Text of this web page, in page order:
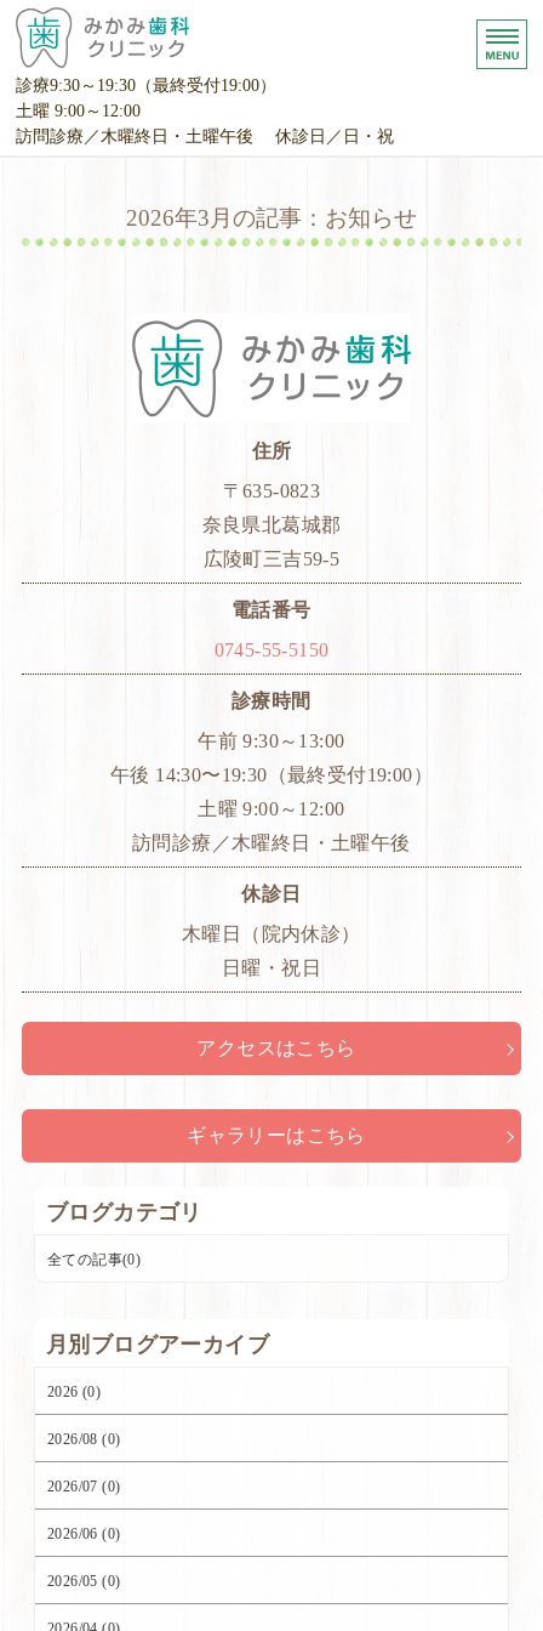
奈良県北葛城郡広陵町
診療9:30～19:30 （最終受付19:00）
土曜 9:00～12:00
訪問診療／木曜終日・土曜午後 休診日／日・祝
診療内容
お問い合わせ・ご予約
2026年3月の記事：お知らせ
住所
〒635-0823
奈良県北葛城郡
広陵町三吉59-5
電話番号
0745-55-5150
診療時間
午前 9:30～13:00
午後 14:30〜19:30（最終受付19:00）
土曜 9:00～12:00
訪問診療／木曜終日・土曜午後
休診日
木曜日（院内休診）
日曜・祝日
アクセスはこちら
ギャラリーはこちら
ブログカテゴリ
全ての記事(0)
月別ブログアーカイブ
2026 (0)
2026/08 (0)
2026/07 (0)
2026/06 (0)
2026/05 (0)